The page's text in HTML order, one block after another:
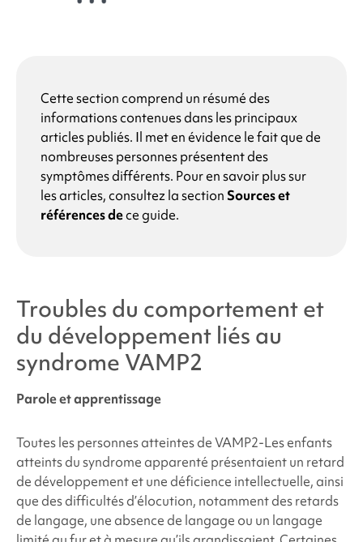
Cette section comprend un résumé des
informations contenues dans les principaux
articles publiés. Il met en évidence le fait que de
nombreuses personnes présentent des
symptômes différents. Pour en savoir plus sur
les articles, consultez la sectionSources et
références dece guide.
Troubles du comportement et
du développement liés au
syndrome VAMP2
Parole et apprentissage
Toutes les personnes atteintes deVAMP2-Les enfants
atteints du syndrome apparenté présentaient un retard
de développement et une déficience intellectuelle, ainsi
que des difficultés d’élocution, notamment des retards
de langage, une absence de langage ou un langage